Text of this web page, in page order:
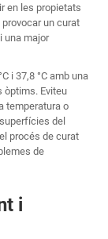
en les propietats
un curat
una major
i 37,8 °C amb una
òptims. Eviteu
temperatura o
del
procés de curat
de
i